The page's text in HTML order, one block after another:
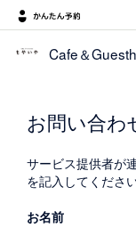
Cafe＆
お問い合わ
サービス提供者が
を記入してください
お名前